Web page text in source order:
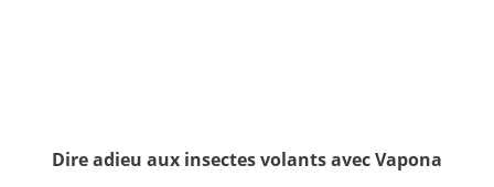
Dire adieu aux insectes volants avec Vapona